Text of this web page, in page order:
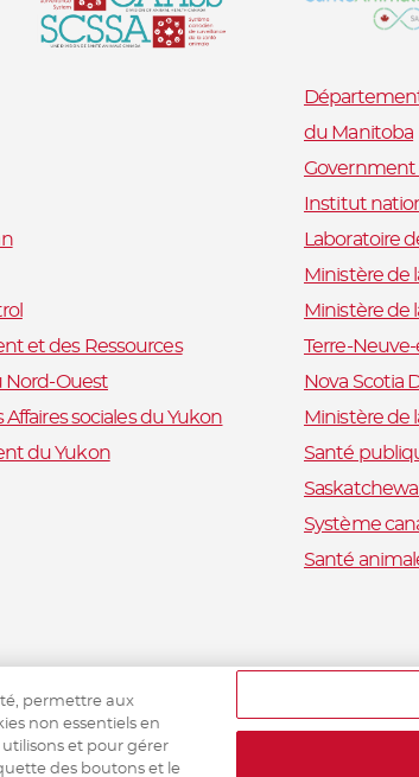
et des Ressources
Nord-Ouest
sociales du Yukon
du Yukon
du Manitoba
Government
Institut
Laboratoire
Ministère de
Ministère de
Terre-
Nova Scotia
Ministère de
Santé
Système
Santé
permettre aux
non essentiels en
et pour gérer
des boutons et le